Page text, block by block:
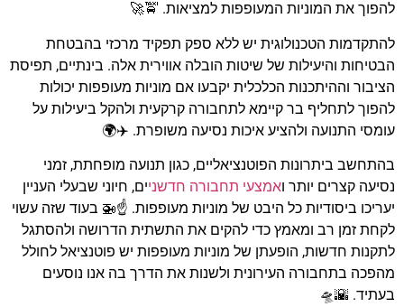
להפוך את המוניות המעופפות למציאות. 🚖🚀
להתקדמות הטכנולוגית יש ללא ספק תפקיד מרכזי בהבטחת
הבטיחות והיעילות של שיטות הובלה אווירית אלה. בינתיים, תפיסת
הציבור וההיתכנות הכלכלית יקבעו אם מוניות מעופפות יכולות
להפוך לתחליף בר קיימא לתחבורה קרקעית ולהקל ביעילות על
עומסי התנועה ולהציע איכות נסיעה משופרת. ✈️🌍
בהתחשב ביתרונות הפוטנציאליים, כגון תנועה מופחתת, זמני
נסיעה קצרים יותר ואמצעי תחבורה חדשניים, חיוני שבעלי העניין
יעריכו ביסודיות כל היבט של מוניות מעופפות. ☝️🚁 בעוד שזה עשוי
לקחת זמן רב ומאמץ כדי להקים את התשתית הדרושה ולהסתגל
לתקנות חדשות, הופעתן של מוניות מעופפות יש פוטנציאל לחולל
מהפכה בתחבורה העירונית ולשנות את הדרך בה אנו נוסעים
בעתיד. 🌇🛸